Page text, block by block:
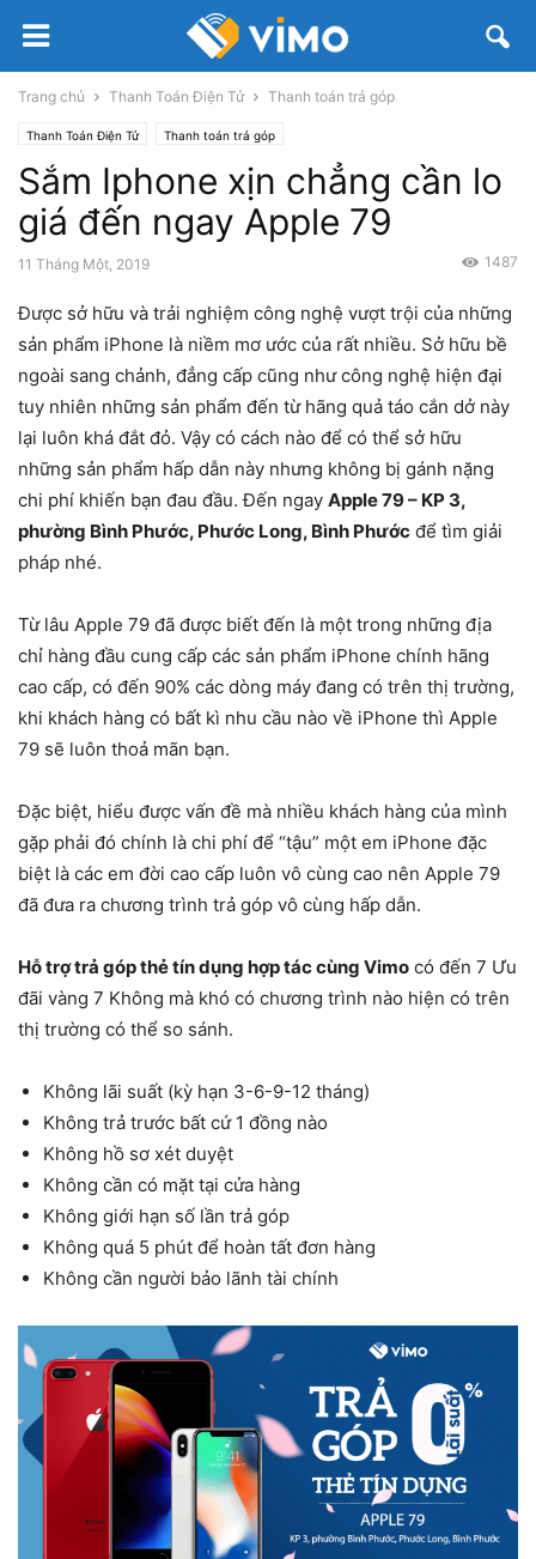
Trang chủ Thanh Toán Điện Tử Thanh toán trả góp
Thanh Toán Điện Tử Thanh toán trả góp
Sắm Iphone xịn chẳng cần lo
giá đến ngay Apple 79
11 Tháng Một, 2019 1487
Được sở hữu và trải nghiệm công nghệ vượt trội của những
sản phẩm iPhone là niềm mơ ước của rất nhiều. Sở hữu bề
ngoài sang chảnh, đẳng cấp cũng như công nghệ hiện đại
tuy nhiên những sản phẩm đến từ hãng quả táo cắn dở này
lại luôn khá đắt đỏ. Vậy có cách nào để có thể sở hữu
những sản phẩm hấp dẫn này nhưng không bị gánh nặng
chi phí khiến bạn đau đầu. Đến ngay Apple 79 – KP 3,
phường Bình Phước, Phước Long, Bình Phước để tìm giải
pháp nhé.
Từ lâu Apple 79 đã được biết đến là một trong những địa
chỉ hàng đầu cung cấp các sản phẩm iPhone chính hãng
cao cấp, có đến 90% các dòng máy đang có trên thị trường,
khi khách hàng có bất kì nhu cầu nào về iPhone thì Apple
79 sẽ luôn thoả mãn bạn.
Đặc biệt, hiểu được vấn đề mà nhiều khách hàng của mình
gặp phải đó chính là chi phí để “tậu” một em iPhone đặc
biệt là các em đời cao cấp luôn vô cùng cao nên Apple 79
đã đưa ra chương trình trả góp vô cùng hấp dẫn.
Hỗ trợ trả góp thẻ tín dụng hợp tác cùng Vimo có đến 7 Ưu
đãi vàng 7 Không mà khó có chương trình nào hiện có trên
thị trường có thể so sánh.
Không lãi suất (kỳ hạn 3-6-9-12 tháng)
Không trả trước bất cứ 1 đồng nào
Không hồ sơ xét duyệt
Không cần có mặt tại cửa hàng
Không giới hạn số lần trả góp
Không quá 5 phút để hoàn tất đơn hàng
Không cần người bảo lãnh tài chính